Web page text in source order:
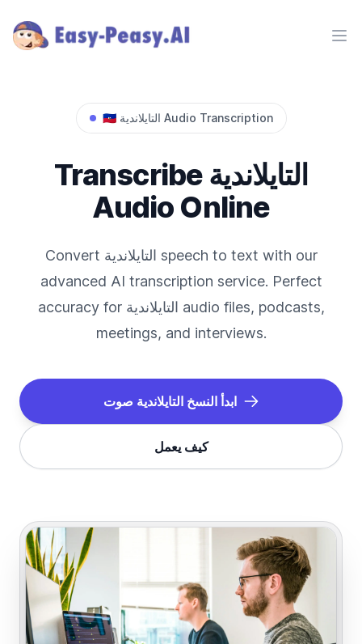
🇹🇭 التايلاندية Audio Transcription
Transcribe التايلاندية
Audio Online
Convert التايلاندية speech to text with our
advanced AI transcription service. Perfect
accuracy for التايلاندية audio files, podcasts,
meetings, and interviews.
ابدأ النسخ التايلاندية صوت
كيف يعمل